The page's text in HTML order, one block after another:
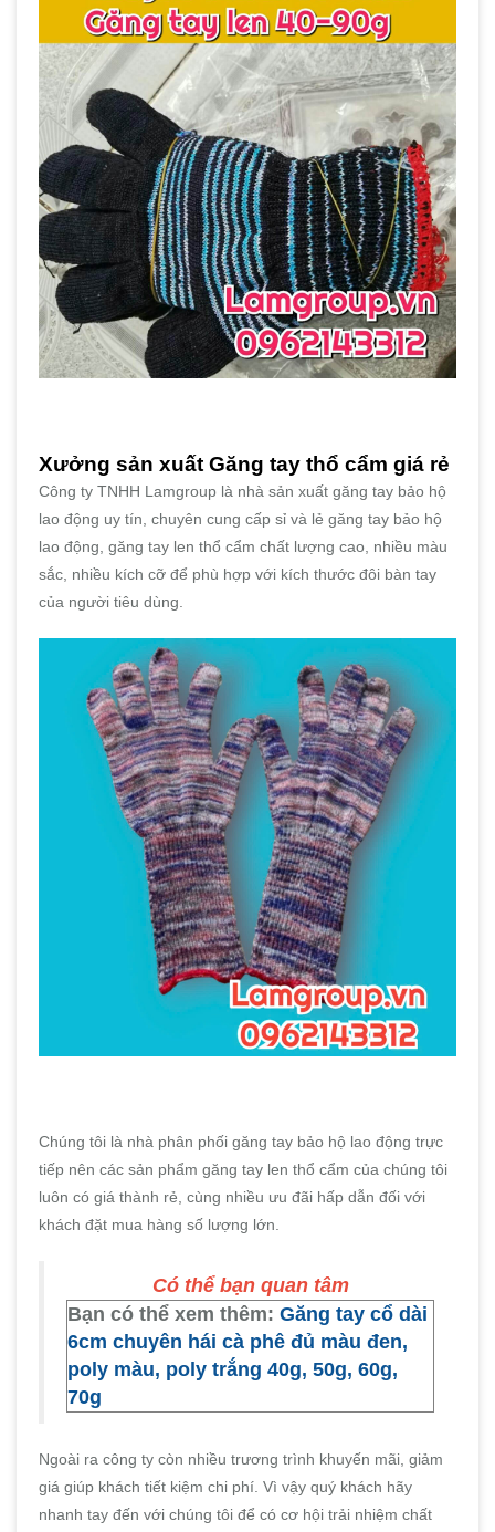
Xưởng sản xuất Găng tay thổ cẩm giá rẻ
Công ty TNHH Lamgroup là nhà sản xuất găng tay bảo hộ
lao động uy tín, chuyên cung cấp sỉ và lẻ găng tay bảo hộ
lao động, găng tay len thổ cẩm chất lượng cao, nhiều màu
sắc, nhiều kích cỡ để phù hợp với kích thước đôi bàn tay
của người tiêu dùng.
Chúng tôi là nhà phân phối găng tay bảo hộ lao động trực
tiếp nên các sản phẩm găng tay len thổ cẩm của chúng tôi
luôn có giá thành rẻ, cùng nhiều ưu đãi hấp dẫn đối với
khách đặt mua hàng số lượng lớn.
Có thể bạn quan tâm
Bạn có thể xem thêm: Găng tay cổ dài
6cm chuyên hái cà phê đủ màu đen,
poly màu, poly trắng 40g, 50g, 60g,
70g
Ngoài ra công ty còn nhiều trương trình khuyến mãi, giảm
giá giúp khách tiết kiệm chi phí. Vì vậy quý khách hãy
nhanh tay đến với chúng tôi để có cơ hội trải nhiệm chất